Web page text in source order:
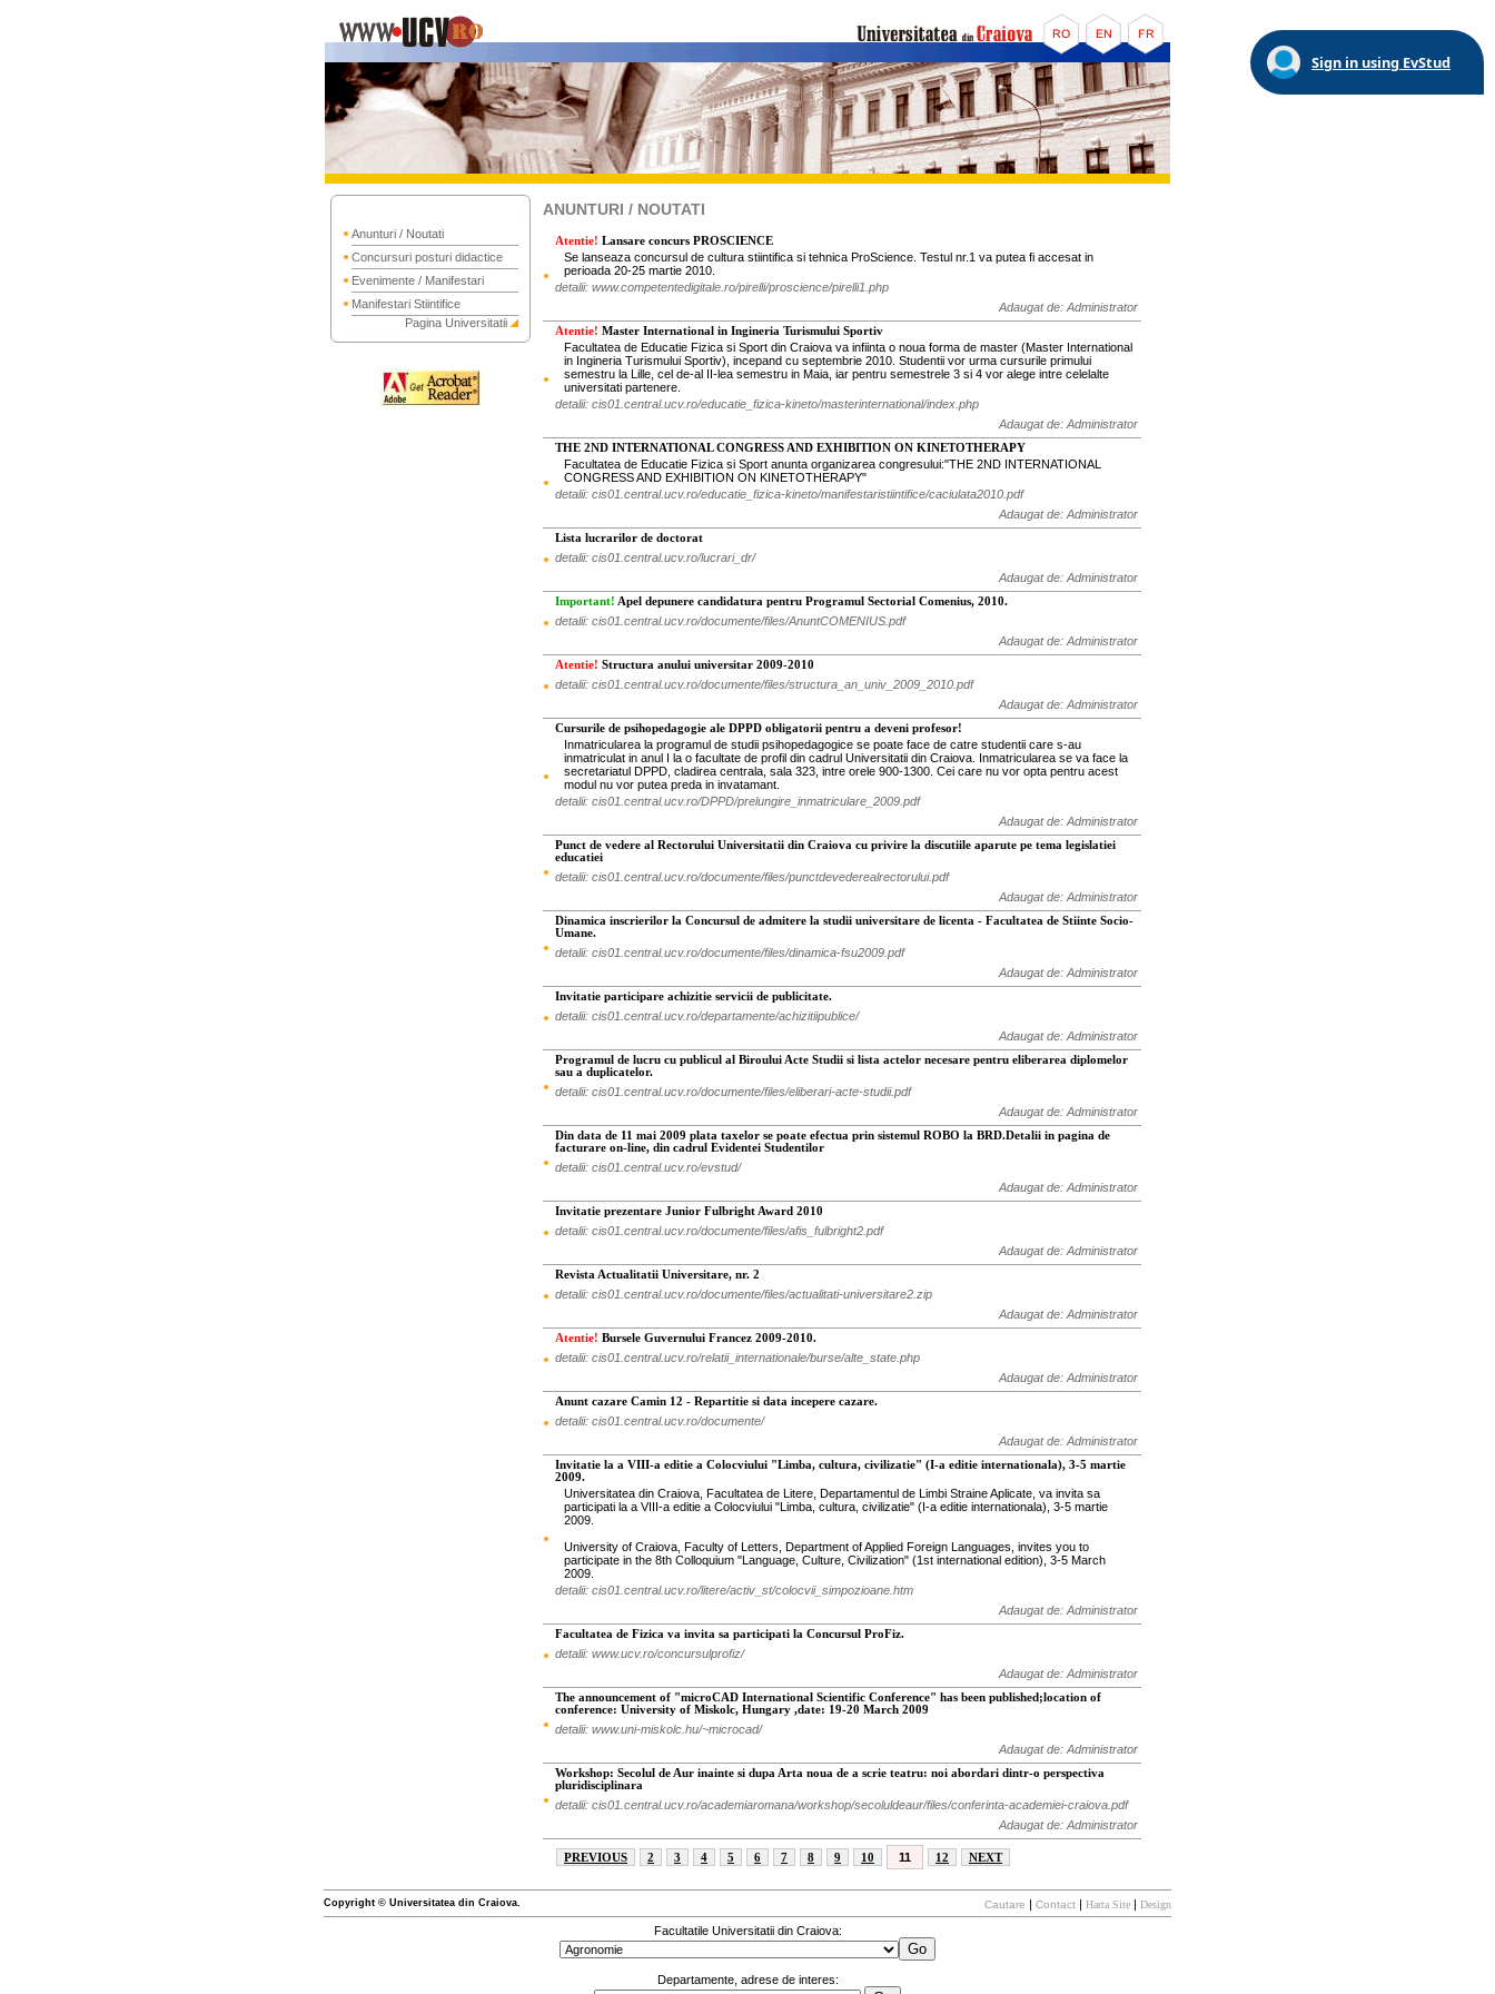
Anunturi / Noutati
Concursuri posturi didactice
Evenimente / Manifestari
Manifestari Stiintifice
Pagina Universitatii
ANUNTURI / NOUTATI
Atentie! Lansare concurs PROSCIENCE
Se lanseaza concursul de cultura stiintifica si tehnica ProScience. Testul nr.1 va putea fi accesat in
perioada 20-25 martie 2010.
detalii: www.competentedigitale.ro/pirelli/proscience/pirelli1.php
Adaugat de: Administrator
Atentie! Master International in Ingineria Turismului Sportiv
Facultatea de Educatie Fizica si Sport din Craiova va infiinta o noua forma de master (Master International
in Ingineria Turismului Sportiv), incepand cu septembrie 2010. Studentii vor urma cursurile primului
semestru la Lille, cel de-al II-lea semestru in Maia, iar pentru semestrele 3 si 4 vor alege intre celelalte
universitati partenere.
detalii: cis01.central.ucv.ro/educatie_fizica-kineto/masterinternational/index.php
Adaugat de: Administrator
THE 2ND INTERNATIONAL CONGRESS AND EXHIBITION ON KINETOTHERAPY
Facultatea de Educatie Fizica si Sport anunta organizarea congresului:"THE 2ND INTERNATIONAL
CONGRESS AND EXHIBITION ON KINETOTHERAPY"
detalii: cis01.central.ucv.ro/educatie_fizica-kineto/manifestaristiintifice/caciulata2010.pdf
Adaugat de: Administrator
Lista lucrarilor de doctorat
detalii: cis01.central.ucv.ro/lucrari_dr/
Adaugat de: Administrator
Important! Apel depunere candidatura pentru Programul Sectorial Comenius, 2010.
detalii: cis01.central.ucv.ro/documente/files/AnuntCOMENIUS.pdf
Adaugat de: Administrator
Atentie! Structura anului universitar 2009-2010
detalii: cis01.central.ucv.ro/documente/files/structura_an_univ_2009_2010.pdf
Adaugat de: Administrator
Cursurile de psihopedagogie ale DPPD obligatorii pentru a deveni profesor!
Inmatricularea la programul de studii psihopedagogice se poate face de catre studentii care s-au
inmatriculat in anul I la o facultate de profil din cadrul Universitatii din Craiova. Inmatricularea se va face la
secretariatul DPPD, cladirea centrala, sala 323, intre orele 900-1300. Cei care nu vor opta pentru acest
modul nu vor putea preda in invatamant.
detalii: cis01.central.ucv.ro/DPPD/prelungire_inmatriculare_2009.pdf
Adaugat de: Administrator
Punct de vedere al Rectorului Universitatii din Craiova cu privire la discutiile aparute pe tema legislatiei
educatiei
detalii: cis01.central.ucv.ro/documente/files/punctdevederealrectorului.pdf
Adaugat de: Administrator
Dinamica inscrierilor la Concursul de admitere la studii universitare de licenta - Facultatea de Stiinte Socio-
Umane.
detalii: cis01.central.ucv.ro/documente/files/dinamica-fsu2009.pdf
Adaugat de: Administrator
Invitatie participare achizitie servicii de publicitate.
detalii: cis01.central.ucv.ro/departamente/achizitiipublice/
Adaugat de: Administrator
Programul de lucru cu publicul al Biroului Acte Studii si lista actelor necesare pentru eliberarea diplomelor
sau a duplicatelor.
detalii: cis01.central.ucv.ro/documente/files/eliberari-acte-studii.pdf
Adaugat de: Administrator
Din data de 11 mai 2009 plata taxelor se poate efectua prin sistemul ROBO la BRD.Detalii in pagina de
facturare on-line, din cadrul Evidentei Studentilor
detalii: cis01.central.ucv.ro/evstud/
Adaugat de: Administrator
Invitatie prezentare Junior Fulbright Award 2010
detalii: cis01.central.ucv.ro/documente/files/afis_fulbright2.pdf
Adaugat de: Administrator
Revista Actualitatii Universitare, nr. 2
detalii: cis01.central.ucv.ro/documente/files/actualitati-universitare2.zip
Adaugat de: Administrator
Atentie! Bursele Guvernului Francez 2009-2010.
detalii: cis01.central.ucv.ro/relatii_internationale/burse/alte_state.php
Adaugat de: Administrator
Anunt cazare Camin 12 - Repartitie si data incepere cazare.
detalii: cis01.central.ucv.ro/documente/
Adaugat de: Administrator
Invitatie la a VIII-a editie a Colocviului "Limba, cultura, civilizatie" (I-a editie internationala), 3-5 martie
2009.
Universitatea din Craiova, Facultatea de Litere, Departamentul de Limbi Straine Aplicate, va invita sa
participati la a VIII-a editie a Colocviului "Limba, cultura, civilizatie" (I-a editie internationala), 3-5 martie
2009.
University of Craiova, Faculty of Letters, Department of Applied Foreign Languages, invites you to
participate in the 8th Colloquium "Language, Culture, Civilization" (1st international edition), 3-5 March
2009.
detalii: cis01.central.ucv.ro/litere/activ_st/colocvii_simpozioane.htm
Adaugat de: Administrator
Facultatea de Fizica va invita sa participati la Concursul ProFiz.
detalii: www.ucv.ro/concursulprofiz/
Adaugat de: Administrator
The announcement of "microCAD International Scientific Conference" has been published;location of
conference: University of Miskolc, Hungary ,date: 19-20 March 2009
detalii: www.uni-miskolc.hu/~microcad/
Adaugat de: Administrator
Workshop: Secolul de Aur inainte si dupa Arta noua de a scrie teatru: noi abordari dintr-o perspectiva
pluridisciplinara
detalii: cis01.central.ucv.ro/academiaromana/workshop/secoluldeaur/files/conferinta-academiei-craiova.pdf
Adaugat de: Administrator
PREVIOUS 2 3 4 5 6 7 8 9 10 11 12 NEXT
Copyright © Universitatea din Craiova. Cautare | Contact | Harta Site | Design
Facultatile Universitatii din Craiova:
Departamente, adrese de interes:
Sign in using EvStud